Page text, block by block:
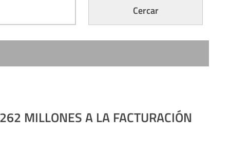
MILLONES A LA FACTURACIÓN